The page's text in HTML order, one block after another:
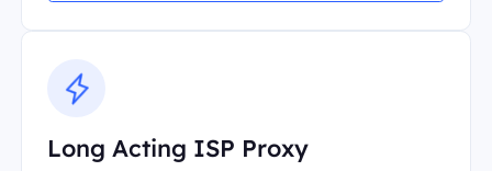
Long Acting ISP Proxy